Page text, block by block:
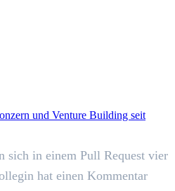
und Venture Building seit
sich in einem Pull Request vier
hat einen Kommentar